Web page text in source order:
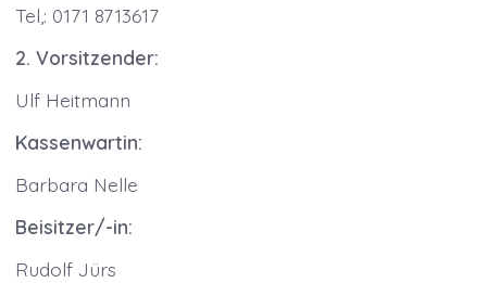
Tel,: 0171 8713617
2. Vorsitzender:
Ulf Heitmann
Kassenwartin:
Barbara Nelle
Beisitzer/-in:
Rudolf Jürs